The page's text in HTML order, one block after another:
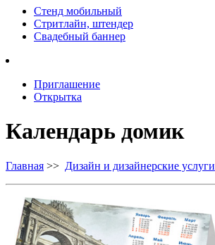
Стенд мобильный
Стритлайн, штендер
Свадебный баннер
Приглашение
Открытка
Календарь домик
Главная >> Дизайн и дизайнерские услуги